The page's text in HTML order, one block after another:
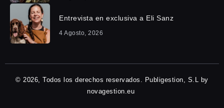
Entrevista en exclusiva a Eli Sanz
4 Agosto, 2026
© 2026, Todos los derechos reservados. Publigestion, S.L by
novagestion.eu